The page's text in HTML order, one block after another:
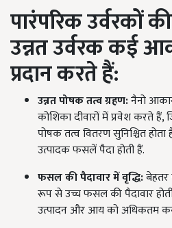
पारंपरिक उर्वरकों
उन्नत उर्वरक कई
प्रदान करते हैं:
उन्नत पोषक तत्व ग्रहण:नैनो
कोशिका दीवारों में प्रवेश
पोषक तत्व वितरण सुनिश्चित
उत्पादक फसलें पैदा होती हैं.
फसल की पैदावार में वृद्धि:बेहतर
रूप से उच्च फसल की पैदावार
उत्पादन और आय को अधिकतम